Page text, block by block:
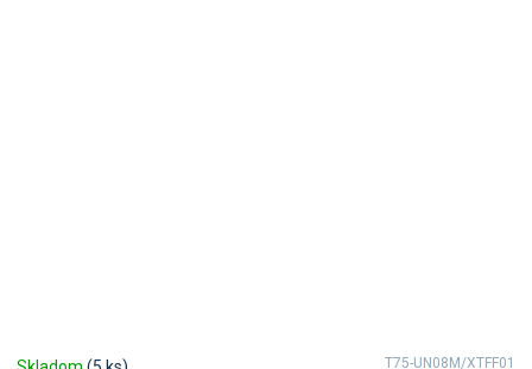
T75-UN08M/XTFF01